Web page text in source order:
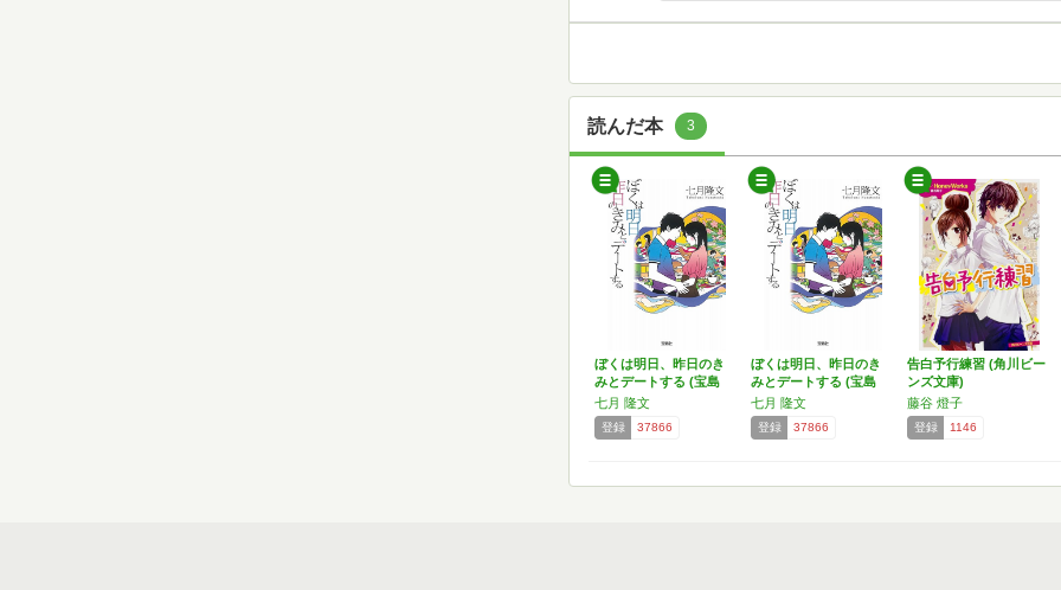
読んだ本 3
ぼくは明日、昨日のき
みとデートする (宝島
社…
七月 隆文
登録 37866
ぼくは明日、昨日のき
みとデートする (宝島
社…
七月 隆文
登録 37866
告白予行練習 (角川ビー
ンズ文庫)
藤谷 燈子
登録 1146